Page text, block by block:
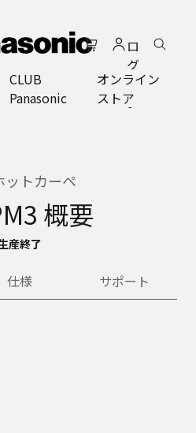
ロ
グ
イ
ン
CLUB
Panasonic
オンライン
ストア
ットカーペ
概要
産終了
仕様 サポート